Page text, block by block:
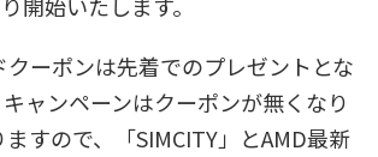
ーポンは先着でのプレゼントとな
ャンペーンはクーポンが無くなり
すので、「SIMCITY」とAMD最新